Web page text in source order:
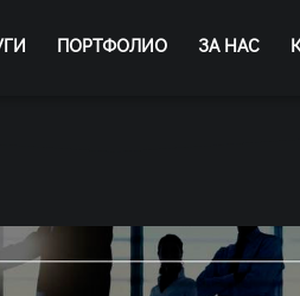
ПОРТФОЛИО ЗА НАС